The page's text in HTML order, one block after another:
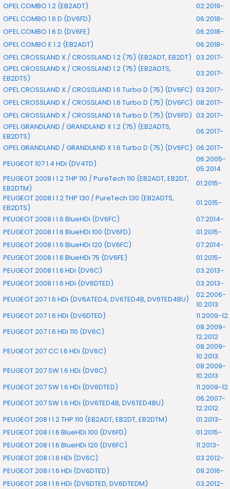
OPEL COMBO 1.2 (EB2ADT)
02.2019-
OPEL COMBO 1.6 D (DV6FD)
06.2018-
OPEL COMBO 1.6 D (DV6FE)
06.2018-
OPEL COMBO E 1.2 (EB2ADT)
06.2018-
OPEL CROSSLAND X / CROSSLAND 1.2 (75) (EB2ADT, EB2DT) 03.2017-
OPEL CROSSLAND X / CROSSLAND 1.2 (75) (EB2ADTS,
EB2DTS)
03.2017-
OPEL CROSSLAND X / CROSSLAND 1.6 Turbo D (75) (DV6FC) 03.2017-
OPEL CROSSLAND X / CROSSLAND 1.6 Turbo D (75) (DV6FC) 08.2017-
OPEL CROSSLAND X / CROSSLAND 1.6 Turbo D (75) (DV6FD) 03.2017-
OPEL GRANDLAND / GRANDLAND X 1.2 (75) (EB2ADTS,
EB2DTS)
06.2017-
OPEL GRANDLAND / GRANDLAND X 1.6 Turbo D (75) (DV6FC) 06.2017-
PEUGEOT 107 1.4 HDi (DV4TD)
06.2005-
05.2014
PEUGEOT 2008 I 1.2 THP 110 / PureTech 110 (EB2ADT, EB2DT,
EB2DTM)
01.2015-
PEUGEOT 2008 I 1.2 THP 130 / PureTech 130 (EB2ADTS,
EB2DTS)
01.2015-
PEUGEOT 2008 I 1.6 BlueHDi (DV6FC)
07.2014-
PEUGEOT 2008 I 1.6 BlueHDi 100 (DV6FD)
01.2015-
PEUGEOT 2008 I 1.6 BlueHDi 120 (DV6FC)
07.2014-
PEUGEOT 2008 I 1.6 BlueHDi 75 (DV6FE)
01.2015-
PEUGEOT 2008 I 1.6 HDi (DV6C)
03.2013-
PEUGEOT 2008 I 1.6 HDi (DV6DTED)
03.2013-
PEUGEOT 207 1.6 HDi (DV6ATED4, DV6TED4B, DV6TED4BU)
02.2006-
10.2013
PEUGEOT 207 1.6 HDi (DV6DTED)
11.2009-
PEUGEOT 207 1.6 HDi 110 (DV6C)
08.2009-
12.2012
PEUGEOT 207 CC 1.6 HDi (DV6C)
08.2009-
10.2013
PEUGEOT 207 SW 1.6 HDi (DV6C)
08.2009-
10.2013
PEUGEOT 207 SW 1.6 HDi (DV6DTED)
11.2009-
PEUGEOT 207 SW 1.6 HDi (DV6TED4B, DV6TED4BU)
06.2007-
12.2012
PEUGEOT 208 I 1.2 THP 110 (EB2ADT, EB2DT, EB2DTM)
01.2013-
PEUGEOT 208 I 1.6 BlueHDi 100 (DV6FD)
01.2015-
PEUGEOT 208 I 1.6 BlueHDi 120 (DV6FC)
11.2013-
PEUGEOT 208 I 1.6 HDi (DV6C)
03.2012-
PEUGEOT 208 I 1.6 HDi (DV6DTED)
09.2016-
PEUGEOT 208 I 1.6 HDi (DV6DTED, DV6DTEDM)
03.2012-